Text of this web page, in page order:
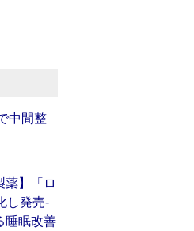
中間整
薬】「ロ
し発売‐
睡眠改善